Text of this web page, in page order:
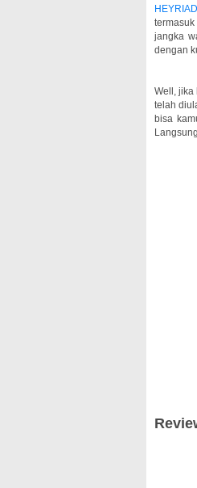
jangka
dengan
Well, jika
telah
bisa